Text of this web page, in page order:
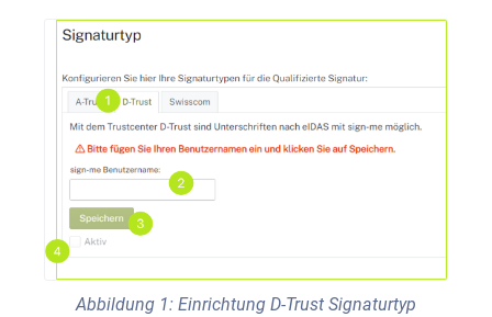
Abbildung 1: Einrichtung D-Trust Signaturtyp